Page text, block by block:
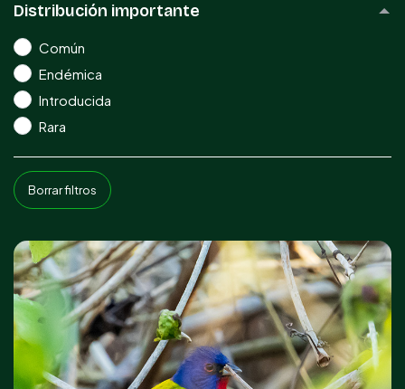
Distribución importante
Común
Endémica
Introducida
Rara
Borrar filtros